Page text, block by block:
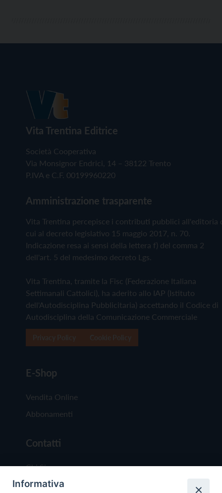
Vita Trentina Editrice
Società Cooperativa
Via Monsignor Endrici, 14 – 38122 Trento
P.IVA e C.F. 00199960220
Amministrazione trasparente
Vita Trentina percepisce i contributi pubblici all'editoria
cui al decreto legislativo 15 maggio 2017, n. 70.
Indicazione resa ai sensi della lettera f) del comma 2
dell'art. 5 del medesimo decreto Lgs.
Vita Trentina, tramite la Fisc (Federazione Italiana
Settimanali Cattolici), ha aderito allo IAP (Istituto
dell'Autodisciplina Pubblicitaria) accettando il Codice di
Autodisciplina della Comunicazione Commerciale
E-Shop
Vendita Online
Abbonamenti
Contatti
Chi Siamo
Redazione
Informativa